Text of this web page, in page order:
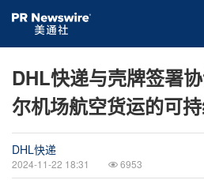
DHL快递与壳牌签署
尔机场航空货运的可
DHL快递
2024-11-22 18:31 6953